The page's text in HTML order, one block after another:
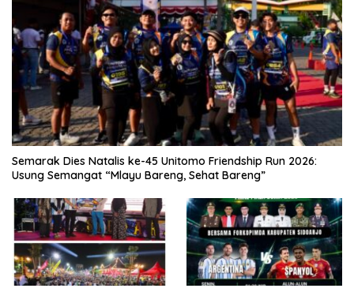
Semarak Dies Natalis ke-45 Unitomo Friendship Run 2026:
Usung Semangat “Mlayu Bareng, Sehat Bareng”